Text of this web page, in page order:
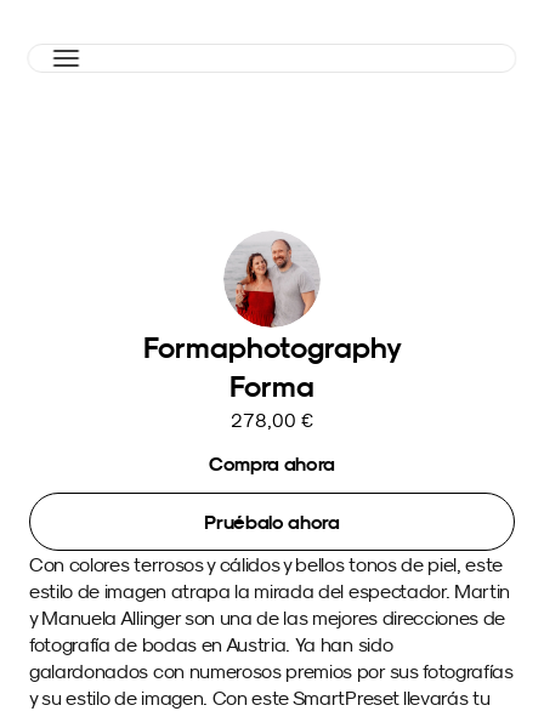
Formaphotography
Forma
278,00 €
Compra ahora
Pruébalo ahora
Con colores terrosos y cálidos y bellos tonos de piel, este
estilo de imagen atrapa la mirada del espectador. Martin
y Manuela Allinger son una de las mejores direcciones de
fotografía de bodas en Austria. Ya han sido
galardonados con numerosos premios por sus fotografías
y su estilo de imagen. Con este SmartPreset llevarás tu